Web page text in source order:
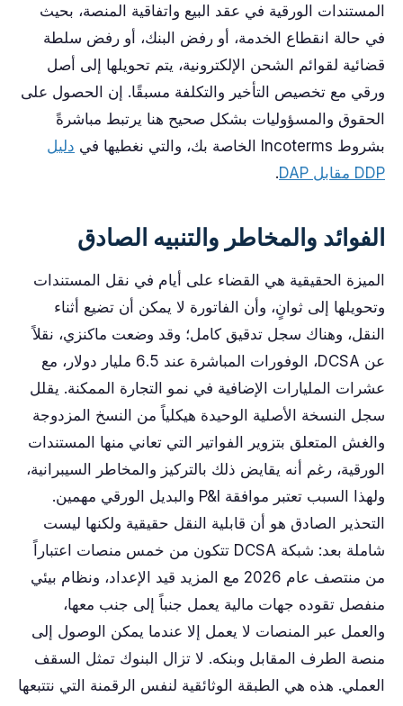
المستندات الورقية في عقد البيع واتفاقية المنصة، بحيث
في حالة انقطاع الخدمة، أو رفض البنك، أو رفض سلطة
قضائية لقوائم الشحن الإلكترونية، يتم تحويلها إلى أصل
ورقي مع تخصيص التأخير والتكلفة مسبقًا. إن الحصول على
الحقوق والمسؤوليات بشكل صحيح هنا يرتبط مباشرةً
بشروط Incoterms الخاصة بك، والتي نغطيها في
دليل
DDP مقابل DAP
.
الفوائد والمخاطر والتنبيه الصادق
الميزة الحقيقية هي القضاء على أيام في نقل المستندات
وتحويلها إلى ثوانٍ، وأن الفاتورة لا يمكن أن تضيع أثناء
النقل، وهناك سجل تدقيق كامل؛ وقد وضعت ماكنزي، نقلاً
عن DCSA، الوفورات المباشرة عند 6.5 مليار دولار، مع
عشرات المليارات الإضافية في نمو التجارة الممكنة. يقلل
سجل النسخة الأصلية الوحيدة هيكلياً من النسخ المزدوجة
والغش المتعلق بتزوير الفواتير التي تعاني منها المستندات
الورقية، رغم أنه يقايض ذلك بالتركيز والمخاطر السيبرانية،
ولهذا السبب تعتبر موافقة P&I والبديل الورقي مهمين.
التحذير الصادق هو أن قابلية النقل حقيقية ولكنها ليست
شاملة بعد: شبكة DCSA تتكون من خمس منصات اعتباراً
من منتصف عام 2026 مع المزيد قيد الإعداد، ونظام بيئي
منفصل تقوده جهات مالية يعمل جنباً إلى جنب معها،
والعمل عبر المنصات لا يعمل إلا عندما يمكن الوصول إلى
منصة الطرف المقابل وبنكه. لا تزال البنوك تمثل السقف
العملي. هذه هي الطبقة الوثائقية لنفس الرقمنة التي نتتبعها